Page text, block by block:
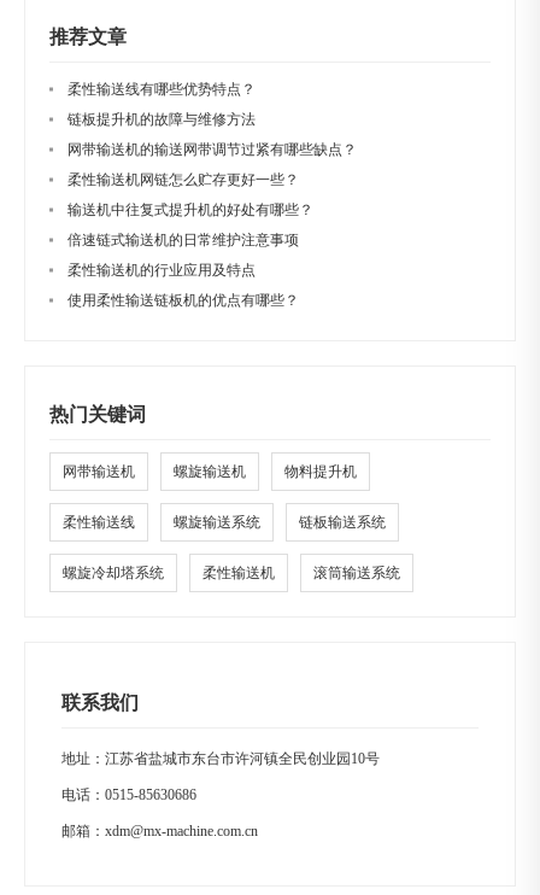
推荐文章
柔性输送线有哪些优势特点？
链板提升机的故障与维修方法
网带输送机的输送网带调节过紧有哪些缺点？
柔性输送机网链怎么贮存更好一些？
输送机中往复式提升机的好处有哪些？
倍速链式输送机的日常维护注意事项
柔性输送机的行业应用及特点
使用柔性输送链板机的优点有哪些？
热门关键词
网带输送机 螺旋输送机 物料提升机
柔性输送线 螺旋输送系统 链板输送系统
螺旋冷却塔系统 柔性输送机 滚筒输送系统
联系我们
地址：江苏省盐城市东台市许河镇全民创业园10号
电话： 0515-85630686
邮箱： xdm@mx-machine.com.cn